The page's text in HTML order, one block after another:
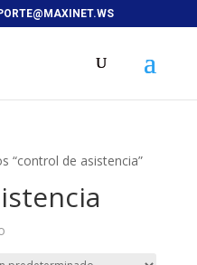
“control de asistencia”